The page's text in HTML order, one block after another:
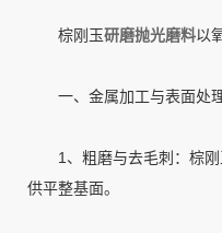
棕刚玉研磨抛光磨料以
一、金属加工与表面处
1、粗磨与去毛刺：棕刚
供平整基面。